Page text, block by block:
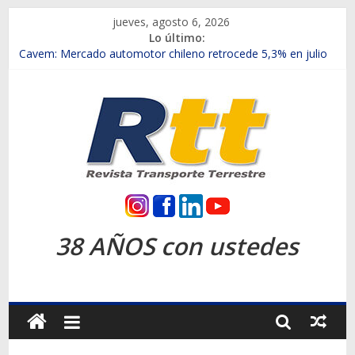
contenido
jueves, agosto 6, 2026
Lo último:
Chile es el primer mercado internacional en lanzar la nueva
Salfa suma vehículos electrificados de Chevrolet en el Biobío
Samex amplía su red con nuevas sucursales en Rancagua y
SINOTRUK Pick-ups presentó la recién estrenada Bolden en
la Expo Compras Públicas 2026
Revista
Transporte
Terrestre
38 AÑOS con ustedes